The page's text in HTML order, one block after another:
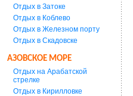
Отдых в Затоке
Отдых в Коблево
Отдых в Железном порту
Отдых в Скадовске
АЗОВСКОЕ МОРЕ
Отдых на Арабатской
стрелке
Отдых в Кирилловке